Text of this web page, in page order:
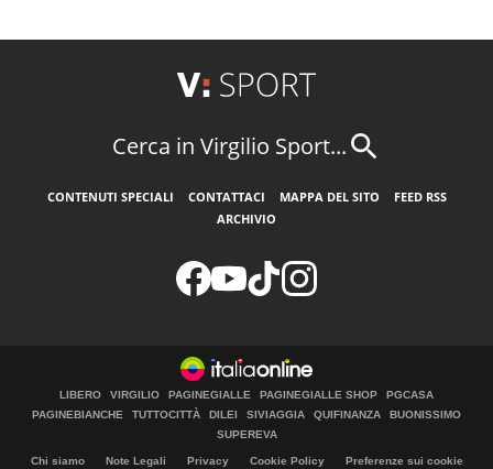
Cerca in Virgilio Sport...
CONTENUTI SPECIALI CONTATTACI MAPPA DEL SITO
FEED RSS
ARCHIVIO
LIBERO VIRGILIO PAGINEGIALLE PAGINEGIALLE SHOP
PGCASA
PAGINEBIANCHE
TUTTOCITTÀ DILEI SIVIAGGIA QUIFINANZA
BUONISSIMO
SUPEREVA
Chi siamo Note Legali Privacy Cookie Policy Preferenze sui cookie